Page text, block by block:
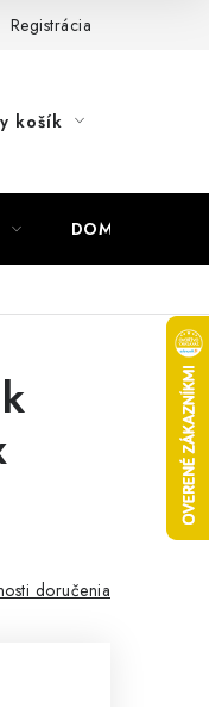
Registrácia
košík
DOMÁCNOSŤ
doručenia